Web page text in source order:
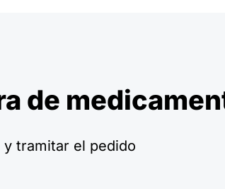
de
tramitar el pedido